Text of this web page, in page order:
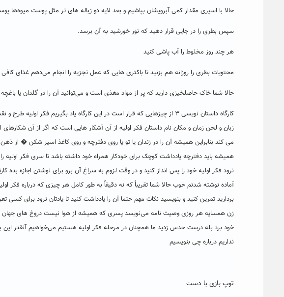
حالا با اسپری مقدار کمی آبرویشان بپاشیم و بعد لایه دو زباله های تر مثل پوست میوه‌ها
سپس بطری را در جایی قرار دهید که نور خورشید به آن برسد.
هر چند روز مخلوط را آب پاشی کنید
محتویات بطری را روزانه هم بزنید تا باکتری هایی که عمل تجزیه را انجام می‌دهم غذای
حالا شما خاک حاصلخیزی دارید که پر از مواد مغذی است و می‌توانید آن را در گلدان یا باغچه
زبان و لحن زمان و مکان نام داستان فکر اولیه از آن آشکار هایی است که اگر از آن
می کند بنابراین همیشه آن را در زندان یا تو یا روی دفترچه و روی کاغذ اسیر شکن � از
همیشه باید دفترچه یادداشت کوچک برای خودکار همراه خود داشته باشد تا سری فکر اولیه
نرود فکر اولیه خود را پس انداز کنید و در وقت لزوم به سراغ آن برو برای نوشتن اجازه بده
آماده نوشته شدنم خوب حالا شما تقریباً که نه دقیقاً به طور کامل هر چیزی که درباره فکر
بردارید تمرین کنید و بنویسید نکات مهم حتما آن را یادداشت کنید تا یادتان نرود برای کسی
زن همسایه هر روزی وصیت نامه می‌نویسد پسری که همیشه از هوا نیست دروغ های جهان
خود برد بله درست حدس زدید ما همچنان در مرحله فکر اولیه هستیم می‌خواهیم آنقدر
نداریم درباره چی بنویسیم
توپ بازی با دست